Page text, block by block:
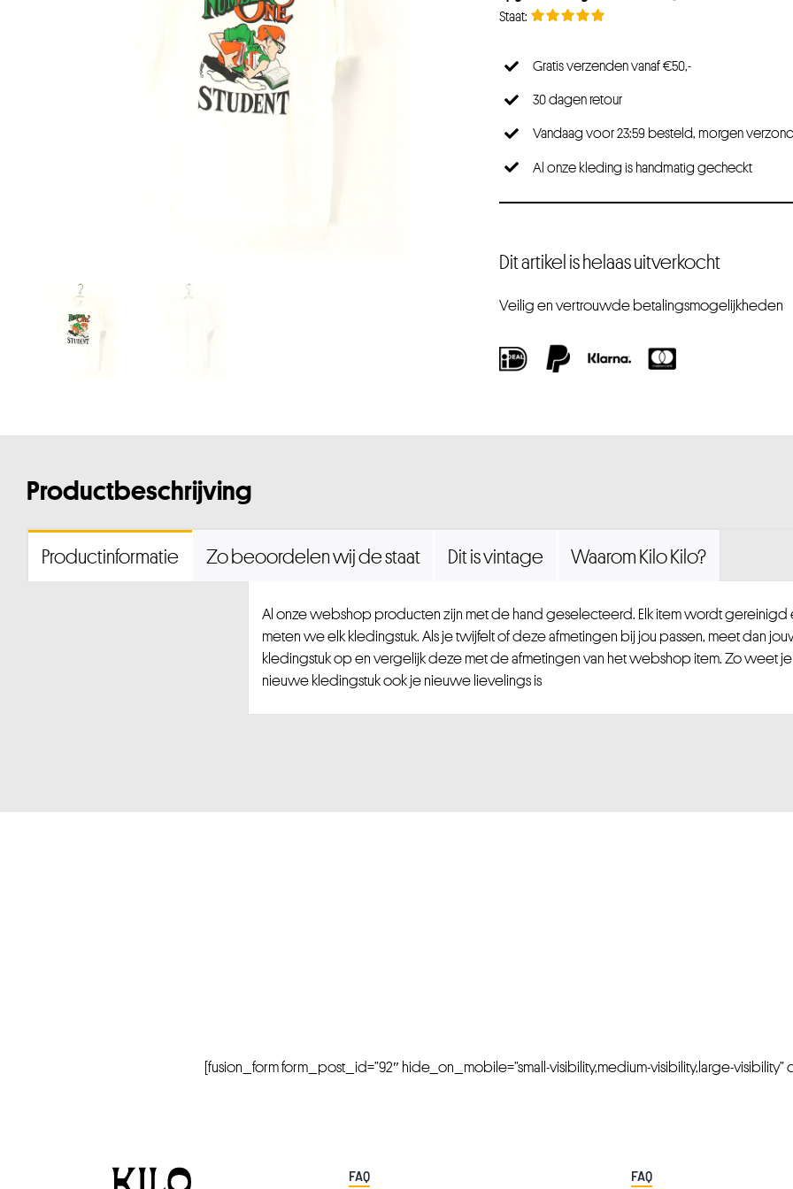
Gratis verzenden vanaf €50,-
30 dagen retour
Vandaag voor 23:59 besteld, morgen
Al onze kleding is handmatig gecheckt
Dit artikel is helaas uitverkocht
Veilig en vertrouwde betalingsmogelijkheden
Productbeschrijving
Productinformatie Zo beoordelen wij de staat Dit is vintage Waarom Kilo Kilo?
Al onze webshop producten zijn met de hand geselecteerd. Elk item wordt gereinigd
meten we elk kledingstuk. Als je twijfelt of deze afmetingen bij jou passen, meet dan
kledingstuk op en vergelijk deze met de afmetingen van het webshop item. Zo weet
nieuwe kledingstuk ook je nieuwe lievelings is
[fusion_form form_post_id=”92″ hide_on_mobile=”small-visibility,medium-visibility,large-visibility”
FAQ FAQ